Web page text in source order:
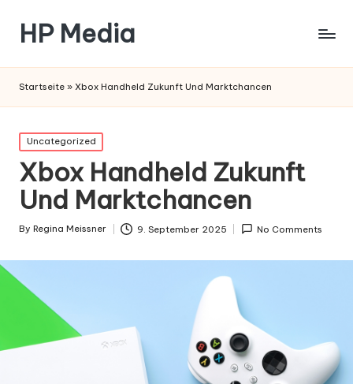
HP Media
Startseite » Xbox Handheld Zukunft Und Marktchancen
Posted
in
Uncategorized
Xbox Handheld Zukunft
Und Marktchancen
Posted
By Regina Meissner 9. September 2025 No Comments